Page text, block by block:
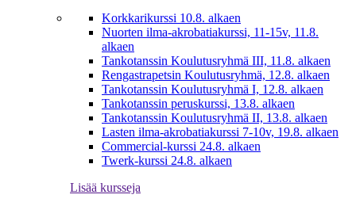
Korkkarikurssi 10.8. alkaen
Nuorten ilma-akrobatiakurssi, 11-15v, 11.8.
alkaen
Tankotanssin Koulutusryhmä III, 11.8. alkaen
Rengastrapetsin Koulutusryhmä, 12.8. alkaen
Tankotanssin Koulutusryhmä I, 12.8. alkaen
Tankotanssin peruskurssi, 13.8. alkaen
Tankotanssin Koulutusryhmä II, 13.8. alkaen
Lasten ilma-akrobatiakurssi 7-10v, 19.8. alkaen
Commercial-kurssi 24.8. alkaen
Twerk-kurssi 24.8. alkaen
Lisää kursseja